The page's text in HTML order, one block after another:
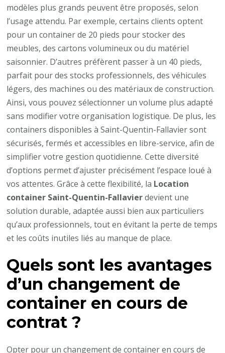
modèles plus grands peuvent être proposés, selon
l’usage attendu. Par exemple, certains clients optent
pour un container de 20 pieds pour stocker des
meubles, des cartons volumineux ou du matériel
saisonnier. D’autres préfèrent passer à un 40 pieds,
parfait pour des stocks professionnels, des véhicules
légers, des machines ou des matériaux de construction.
Ainsi, vous pouvez sélectionner un volume plus adapté
sans modifier votre organisation logistique. De plus, les
containers disponibles à Saint-Quentin-Fallavier sont
sécurisés, fermés et accessibles en libre-service, afin de
simplifier votre gestion quotidienne. Cette diversité
d’options permet d’ajuster précisément l’espace loué à
vos attentes. Grâce à cette flexibilité, la Location
container Saint-Quentin-Fallavierdevient une
solution durable, adaptée aussi bien aux particuliers
qu’aux professionnels, tout en évitant la perte de temps
et les coûts inutiles liés au manque de place.
Quels sont les avantages
d’un changement de
container en cours de
contrat ?
Opter pour un changement de container en cours de